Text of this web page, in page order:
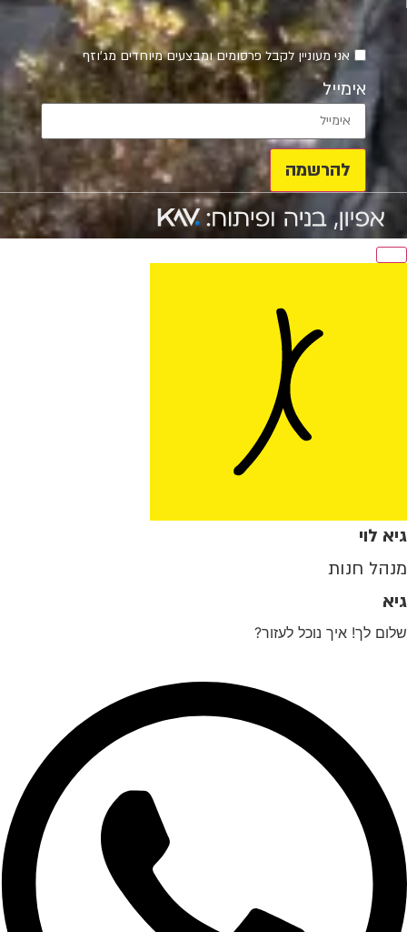
אני מעוניין לקבל פרסומים ומבצעים מיוחדים מג'וזף
אימייל
להרשמה
גיא לוי
מנהל חנות
גיא
שלום לך! איך נוכל לעזור?